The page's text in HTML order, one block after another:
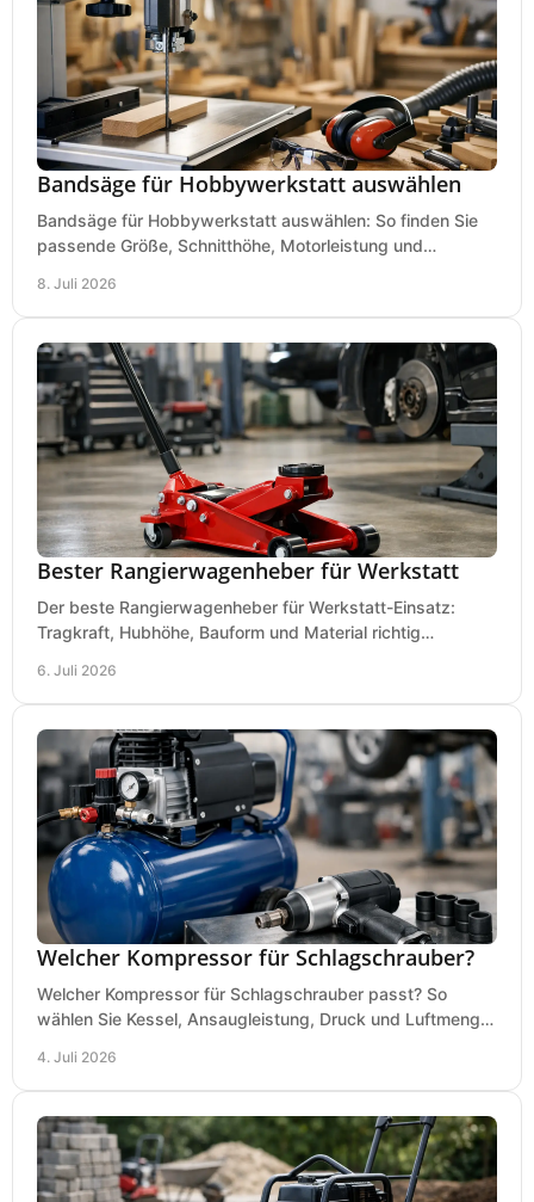
Bandsäge für Hobbywerkstatt auswählen
Bandsäge für Hobbywerkstatt auswählen: So finden Sie
passende Größe, Schnitthöhe, Motorleistung und
8. Juli 2026
Bester Rangierwagenheber für Werkstatt
Der beste Rangierwagenheber für Werkstatt-Einsatz:
Tragkraft, Hubhöhe, Bauform und Material richtig
6. Juli 2026
Welcher Kompressor für Schlagschrauber?
Welcher Kompressor für Schlagschrauber passt? So
wählen Sie Kessel, Ansaugleistung, Druck und Luftmenge
4. Juli 2026